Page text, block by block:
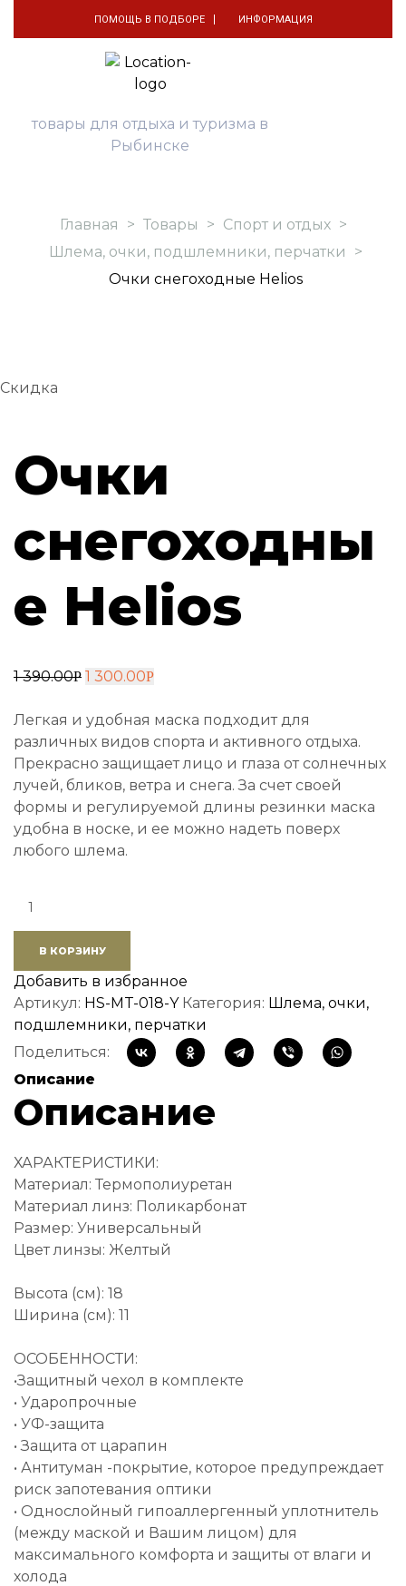
ПОМОЩЬ В ПОДБОРЕ ИНФОРМАЦИЯ
товары для отдыха и туризма в
Рыбинске
Главная > Товары > Спорт и отдых >
Шлема, очки, подшлемники, перчатки
>
Очки снегоходные Helios
Скидка
Очки
снегоходны
е Helios
1 390.00Р 1 300.00Р
Легкая и удобная маска подходит для
различных видов спорта и активного отдыха.
Прекрасно защищает лицо и глаза от солнечных
лучей, бликов, ветра и снега. За счет своей
формы и регулируемой длины резинки маска
удобна в носке, и ее можно надеть поверх
любого шлема.
В КОРЗИНУ
Добавить в избранное
Артикул: HS-MT-018-Y Категория: Шлема, очки,
подшлемники, перчатки
Поделиться:
Описание
Описание
ХАРАКТЕРИСТИКИ:
Материал: Термополиуретан
Материал линз: Поликарбонат
Размер: Универсальный
Цвет линзы: Желтый
Высота (см): 18
Ширина (см): 11
ОСОБЕННОСТИ:
•Защитный чехол в комплекте
• Ударопрочные
• УФ-защита
• Защита от царапин
• Антитуман -покрытие, которое предупреждает
риск запотевания оптики
• Однослойный гипоаллергенный уплотнитель
(между маской и Вашим лицом) для
максимального комфорта и защиты от влаги и
холода